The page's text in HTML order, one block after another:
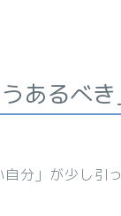
うあるべ
自分」が少し引